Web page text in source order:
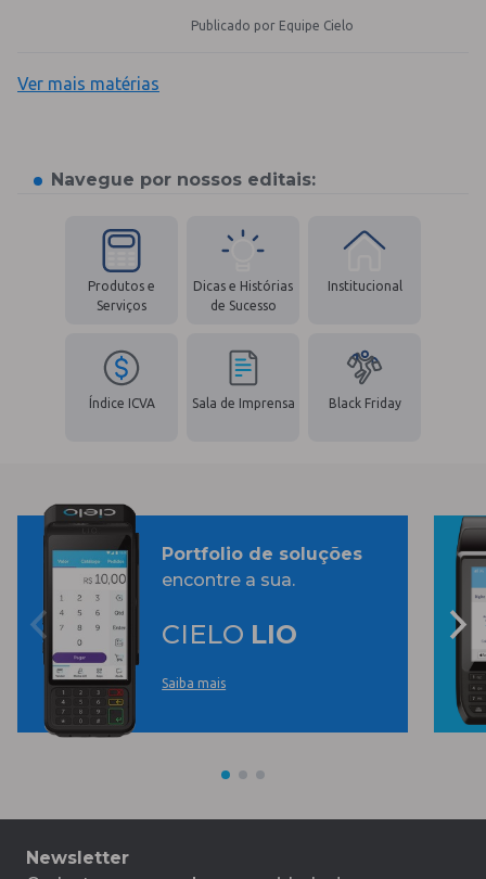
Publicado por Equipe Cielo
Ver mais matérias
Navegue por nossos editais:
Produtos e
Serviços
Dicas e Histórias
de Sucesso
Institucional
Índice ICVA Sala de Imprensa Black Friday
Portfolio de soluções
encontre a sua.
CIELO LIO
Saiba mais
Newsletter